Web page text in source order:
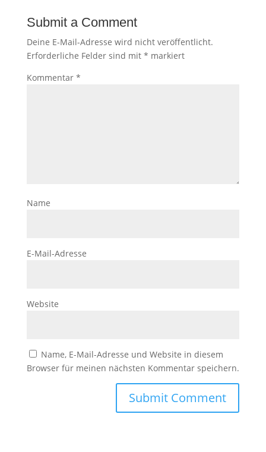
Submit a Comment
Deine E-Mail-Adresse wird nicht veröffentlicht.
Erforderliche Felder sind mit * markiert
Kommentar *
Name
E-Mail-Adresse
Website
Name, E-Mail-Adresse und Website in diesem
Browser für meinen nächsten Kommentar speichern.